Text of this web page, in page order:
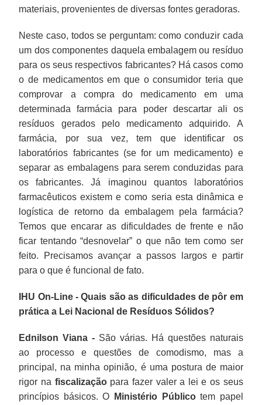
materiais, provenientes de diversas fontes geradoras.
Neste caso, todos se perguntam: como conduzir cada
um dos componentes daquela embalagem ou resíduo
para os seus respectivos fabricantes? Há casos como
o de medicamentos em que o consumidor teria que
comprovar a compra do medicamento em uma
determinada farmácia para poder descartar ali os
resíduos gerados pelo medicamento adquirido. A
farmácia, por sua vez, tem que identificar os
laboratórios fabricantes (se for um medicamento) e
separar as embalagens para serem conduzidas para
os fabricantes. Já imaginou quantos laboratórios
farmacêuticos existem e como seria esta dinâmica e
logística de retorno da embalagem pela farmácia?
Temos que encarar as dificuldades de frente e não
ficar tentando “desnovelar” o que não tem como ser
feito. Precisamos avançar a passos largos e partir
para o que é funcional de fato.
IHU On-Line - Quais são as dificuldades de pôr em
prática a Lei Nacional de Resíduos Sólidos?
Ednilson Viana - São várias. Há questões naturais
ao processo e questões de comodismo, mas a
principal, na minha opinião, é uma postura de maior
rigor na fiscalizaçãopara fazer valer a lei e os seus
princípios básicos. O Ministério Públicotem papel